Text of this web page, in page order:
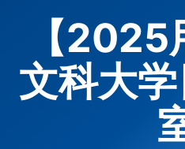
【2025
文科大